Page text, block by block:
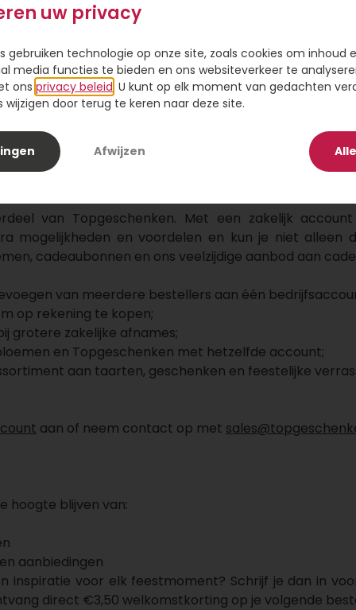
ieder feestmoment;
logo, afbeelding of tekst;
voor bezorging op het tijdstip dat jou uitkomt;
voor grote orders of zakelijke bestellingen.
via GefeliciTAART? Dan kun je ook bij
van Topgeschenken. Met een zakelijk
mogelijkheden en voordelen en kun je niet alleen
cadeaubonnen en ons veelzijdige aanbod aan
van meerdere bestellers aan één
op rekening te kopen;
grotere zakelijke afnames;
en Topgeschenken met hetzelfde account;
aan taarten, geschenken en feestelijke
aan of neem contact op met
hoogte blijven van:
aanbiedingen
inspiratie voor elk feestmoment? Schrijf je dan in
direct €3,50 welkomstkorting op je volgende
uw privacy
gebruiken technologie op onze site, zoals cookies om inhoud
media functies te bieden en ons websiteverkeer te
ons privacy beleid . U kunt op elk moment van gedachten
door terug te keren naar deze site.
Afwijzen